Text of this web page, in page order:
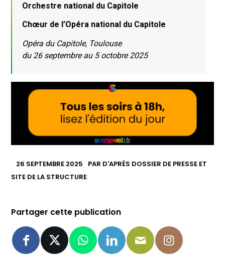
Orchestre national du Capitole
Chœur de l’Opéra national du Capitole
Opéra du Capitole, Toulouse
du 26 septembre au 5 octobre 2025
26 SEPTEMBRE 2025 PAR D'APRÈS DOSSIER DE PRESSE ET
SITE DE LA STRUCTURE
Partager cette publication